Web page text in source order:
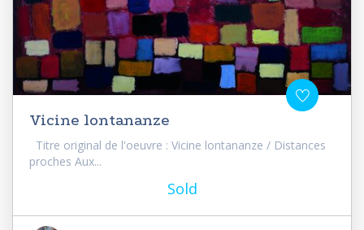
Vicine lontananze
Titre original de l'oeuvre : Vicine lontananze / Distances
proches Aux...
Sold